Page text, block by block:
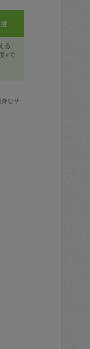
る
※で
なサ